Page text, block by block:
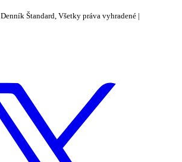
Denník Štandard, Všetky práva vyhradené |